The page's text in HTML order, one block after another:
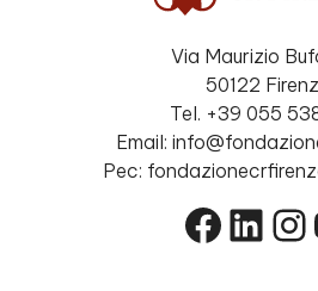
Via Maurizio
50122
Tel. +39 055
Email:
Pec: